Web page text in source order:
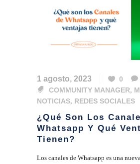
1 agosto, 2023 0
COMMUNITY MANAGER,
NOTICIAS, REDES SOCIALES
¿Qué Son Los
Whatsapp Y Qué
Tienen?
Los canales de Whatsapp es una